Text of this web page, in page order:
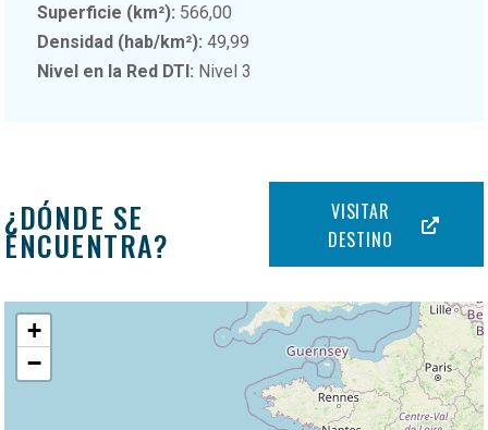
Superficie (km²): 566,00
Densidad (hab/km²): 49,99
Nivel en la Red DTI: Nivel 3
¿DÓNDE SE
ENCUENTRA?
VISITAR
DESTINO
+
−